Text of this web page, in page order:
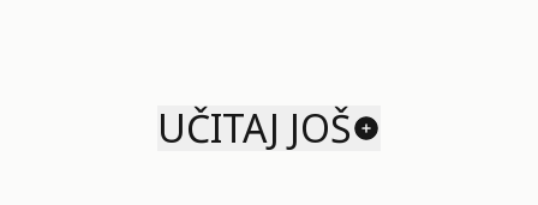
UČITAJ JOŠ